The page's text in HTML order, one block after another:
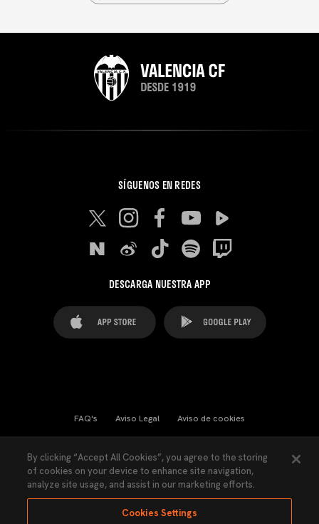
SÍGUENOS EN REDES
DESCARGA NUESTRA APP
FAQ's Aviso Legal Aviso de cookies
Ley Transparencia Política de Privacidad
Accesibilidad
By clicking “Accept All Cookies”, you agree to the storing
of cookies on your device to enhance site navigation,
analyze site usage, and assist in our marketing efforts.
Cookies Settings